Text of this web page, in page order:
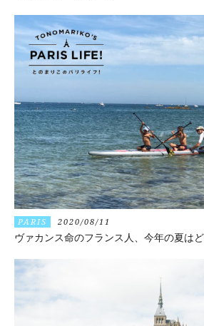
PARIS 2020/08/11
ヴァカンス命のフランス人、今年の夏は